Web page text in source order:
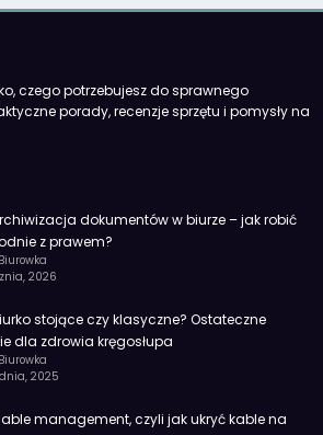
czego potrzebujesz do sprawnego
porady, recenzje sprzętu i pomysły na
dokumentów w biurze – jak robić
z prawem?
2026
stojące czy klasyczne? Ostateczne
dla zdrowia kręgosłupa
2025
management, czyli jak ukryć kable na